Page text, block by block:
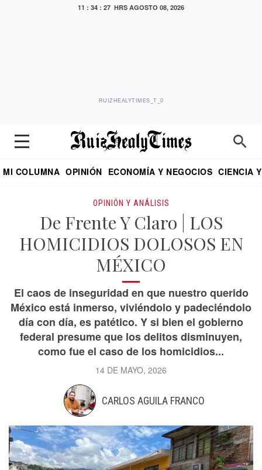
11 : 34 : 28 HRS AGOSTO 08, 2026
RUIZHEALYTIMES_T_0
MI COLUMNA OPINIÓN ECONOMÍA Y NEGOCIOS CIENCIA
OPINIÓN Y ANÁLISIS
De Frente Y Claro | LOS
HOMICIDIOS DOLOSOS EN
MÉXICO
El caos de inseguridad en que nuestro querido
México está inmerso, viviéndolo y padeciéndolo
día con día, es patético. Y si bien el gobierno
federal presume que los delitos disminuyen,
como fue el caso de los homicidios...
14 DE MAYO, 2026
CARLOS AGUILA FRANCO